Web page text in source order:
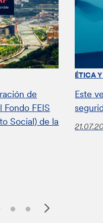
de
FEIS
Social) de la
ÉTICA
Este